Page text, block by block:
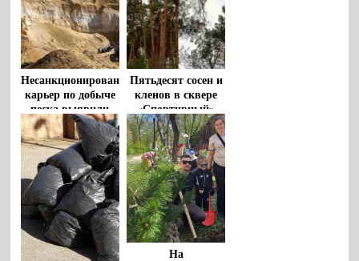
Несанкционированный
карьер по добыче
песка выявили
под Воронежем
Пятьдесят сосен и
кленов в сквере
«Спортивный»
высадят
в Воронеже
На